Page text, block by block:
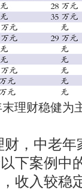
理财稳健为
，中老年
下案例
收入较稳